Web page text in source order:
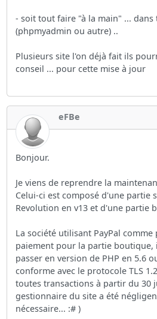
- soit tout faire "à la main" ...
(phpmyadmin ou autre) ..
Plusieurs site l'on déjà fait ils
conseil ... pour cette mise à jour
eFBe
Bonjour.
Je viens de reprendre la
Celui-ci est composé d'une partie
Revolution en v13 et d'une partie
La société utilisant PayPal
paiement pour la partie boutique,
passer en version de PHP en 5.6
conforme avec le protocole TLS
toutes transactions à partir du 30
gestionnaire du site a été
nécessaire... :# )